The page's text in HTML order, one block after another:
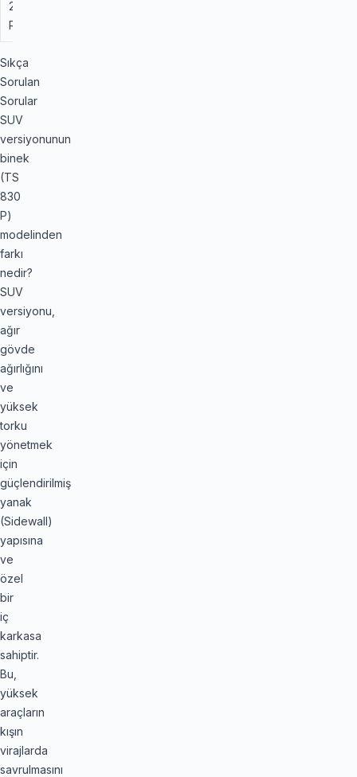
275/40
R 20
Sıkça
Sorulan
Sorular
SUV
versiyonunun
binek
(TS
830
P)
modelinden
farkı
nedir?
SUV
versiyonu,
ağır
gövde
ağırlığını
ve
yüksek
torku
yönetmek
için
güçlendirilmiş
yanak
(Sidewall)
yapısına
ve
özel
bir
iç
karkasa
sahiptir.
Bu,
yüksek
araçların
kışın
virajlarda
savrulmasını